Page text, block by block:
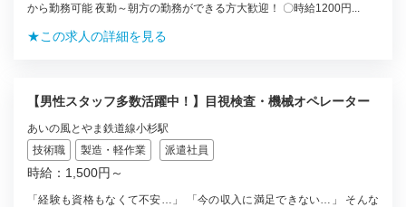
から勤務可能 夜勤～朝方の勤務ができる方大歓迎！ 〇時給1200円...
★この求人の詳細を見る
【男性スタッフ多数活躍中！】目視検査・機械オペレーター
あいの風とやま鉄道線小杉駅
技術職
製造・軽作業 派遣社員
時給：1,500円～
「経験も資格もなくて不安…」 「今の収入に満足できない…」 そんな